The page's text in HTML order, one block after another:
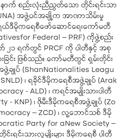
ောက် စည်းလုံးညီညွတ်သော တိုင်းရင်းသာ
အဖွဲ့ဝင်အချို့က အာဏာသိမ်းမှု
ဒီမိုကရေစီဖော်ဆောင်ရေးကော်မတီ
Federal – PRF) ကိုဖွဲ့စည်း
၂၁ ရက်တွင် PRCF ကို ပါတီနှင့် အစု
ခြင်း ဖြစ်သည်။ ကော်မတီတွင် ရှမ်းတိုင်း
ဖွဲ့ချုပ် (ShanNationalities Leagu
၊ ရခိုင်ဒီမိုကရေစီအဖွဲ့ချုပ် (Arak
- ALD) ၊ ကရင်အမျိုးသားပါတီ
- KNP) ၊ ဇိုမီးဒီမိုကရေစီအဖွဲ့ချုပ် (Zo
– ZCD) ၊ လူ့ဘောင်သစ် ဒီမို
Party for aNew Society –
ရင်းသားလူမျိုးများ ဒီမိုကရေစီ ပါတီ